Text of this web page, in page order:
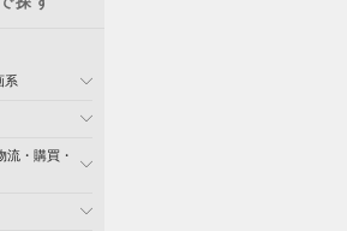
系
流・購買・